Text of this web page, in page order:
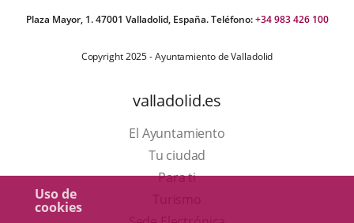
Uso de
cookies
Plaza Mayor, 1. 47001 Valladolid, España. Teléfono:+34 983 426 100
Copyright 2025 - Ayuntamiento de Valladolid
valladolid.es
El Ayuntamiento
Tu ciudad
Para ti